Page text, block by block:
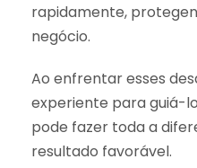
rapidamente,
negócio.
Ao enfrentar esses
experiente para guiá-
pode fazer toda a
resultado favorável.